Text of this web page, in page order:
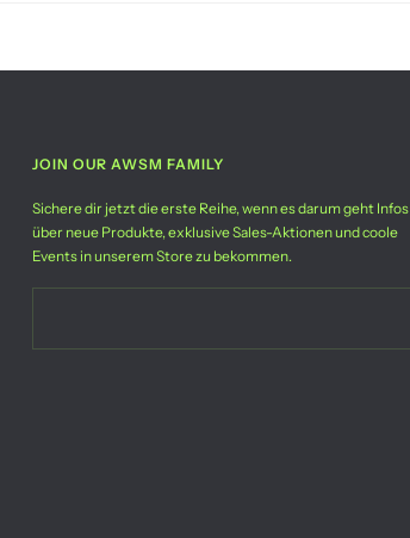
JOIN OUR AWSM FAMILY
Sichere dir jetzt die erste Reihe, wenn es darum geht Infos
über neue Produkte, exklusive Sales-Aktionen und coole
Events in unserem Store zu bekommen.